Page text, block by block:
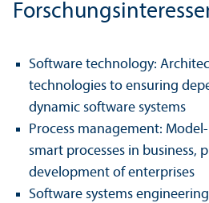
Software technology:
technologies to ensuring
dynamic software systems
Process management:
smart processes in business,
development of enterprises
Software systems